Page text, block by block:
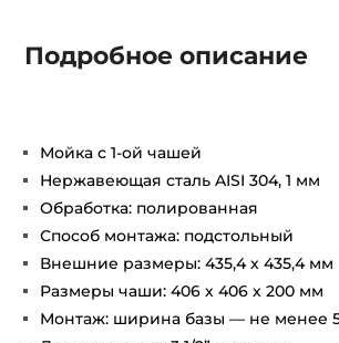
Подробное описание
Мойка с 1-ой чашей
Нержавеющая сталь AISI 304, 1 мм
Обработка: полированная
Способ монтажа: подстольный
Внешние размеры: 435,4 х 435,4 мм
Размеры чаши: 406 х 406 х 200 мм
Монтаж: ширина базы — не менее